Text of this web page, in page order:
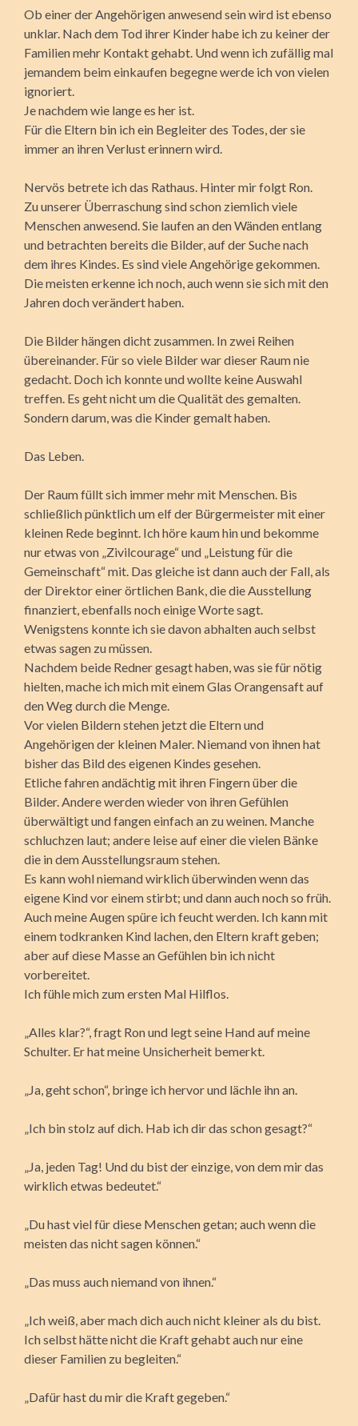
Ob einer der Angehörigen anwesend sein wird ist ebenso
unklar. Nach dem Tod ihrer Kinder habe ich zu keiner der
Familien mehr Kontakt gehabt. Und wenn ich zufällig mal
jemandem beim einkaufen begegne werde ich von vielen
ignoriert.
Je nachdem wie lange es her ist.
Für die Eltern bin ich ein Begleiter des Todes, der sie
immer an ihren Verlust erinnern wird.
Nervös betrete ich das Rathaus. Hinter mir folgt Ron.
Zu unserer Überraschung sind schon ziemlich viele
Menschen anwesend. Sie laufen an den Wänden entlang
und betrachten bereits die Bilder, auf der Suche nach
dem ihres Kindes. Es sind viele Angehörige gekommen.
Die meisten erkenne ich noch, auch wenn sie sich mit den
Jahren doch verändert haben.
Die Bilder hängen dicht zusammen. In zwei Reihen
übereinander. Für so viele Bilder war dieser Raum nie
gedacht. Doch ich konnte und wollte keine Auswahl
treffen. Es geht nicht um die Qualität des gemalten.
Sondern darum, was die Kinder gemalt haben.
Das Leben.
Der Raum füllt sich immer mehr mit Menschen. Bis
schließlich pünktlich um elf der Bürgermeister mit einer
kleinen Rede beginnt. Ich höre kaum hin und bekomme
nur etwas von „Zivilcourage“ und „Leistung für die
Gemeinschaft“ mit. Das gleiche ist dann auch der Fall, als
der Direktor einer örtlichen Bank, die die Ausstellung
finanziert, ebenfalls noch einige Worte sagt.
Wenigstens konnte ich sie davon abhalten auch selbst
etwas sagen zu müssen.
Nachdem beide Redner gesagt haben, was sie für nötig
hielten, mache ich mich mit einem Glas Orangensaft auf
den Weg durch die Menge.
Vor vielen Bildern stehen jetzt die Eltern und
Angehörigen der kleinen Maler. Niemand von ihnen hat
bisher das Bild des eigenen Kindes gesehen.
Etliche fahren andächtig mit ihren Fingern über die
Bilder. Andere werden wieder von ihren Gefühlen
überwältigt und fangen einfach an zu weinen. Manche
schluchzen laut; andere leise auf einer die vielen Bänke
die in dem Ausstellungsraum stehen.
Es kann wohl niemand wirklich überwinden wenn das
eigene Kind vor einem stirbt; und dann auch noch so früh.
Auch meine Augen spüre ich feucht werden. Ich kann mit
einem todkranken Kind lachen, den Eltern kraft geben;
aber auf diese Masse an Gefühlen bin ich nicht
vorbereitet.
Ich fühle mich zum ersten Mal Hilflos.
„Alles klar?“, fragt Ron und legt seine Hand auf meine
Schulter. Er hat meine Unsicherheit bemerkt.
„Ja, geht schon“, bringe ich hervor und lächle ihn an.
„Ich bin stolz auf dich. Hab ich dir das schon gesagt?“
„Ja, jeden Tag! Und du bist der einzige, von dem mir das
wirklich etwas bedeutet.“
„Du hast viel für diese Menschen getan; auch wenn die
meisten das nicht sagen können.“
„Das muss auch niemand von ihnen.“
„Ich weiß, aber mach dich auch nicht kleiner als du bist.
Ich selbst hätte nicht die Kraft gehabt auch nur eine
dieser Familien zu begleiten.“
„Dafür hast du mir die Kraft gegeben.“